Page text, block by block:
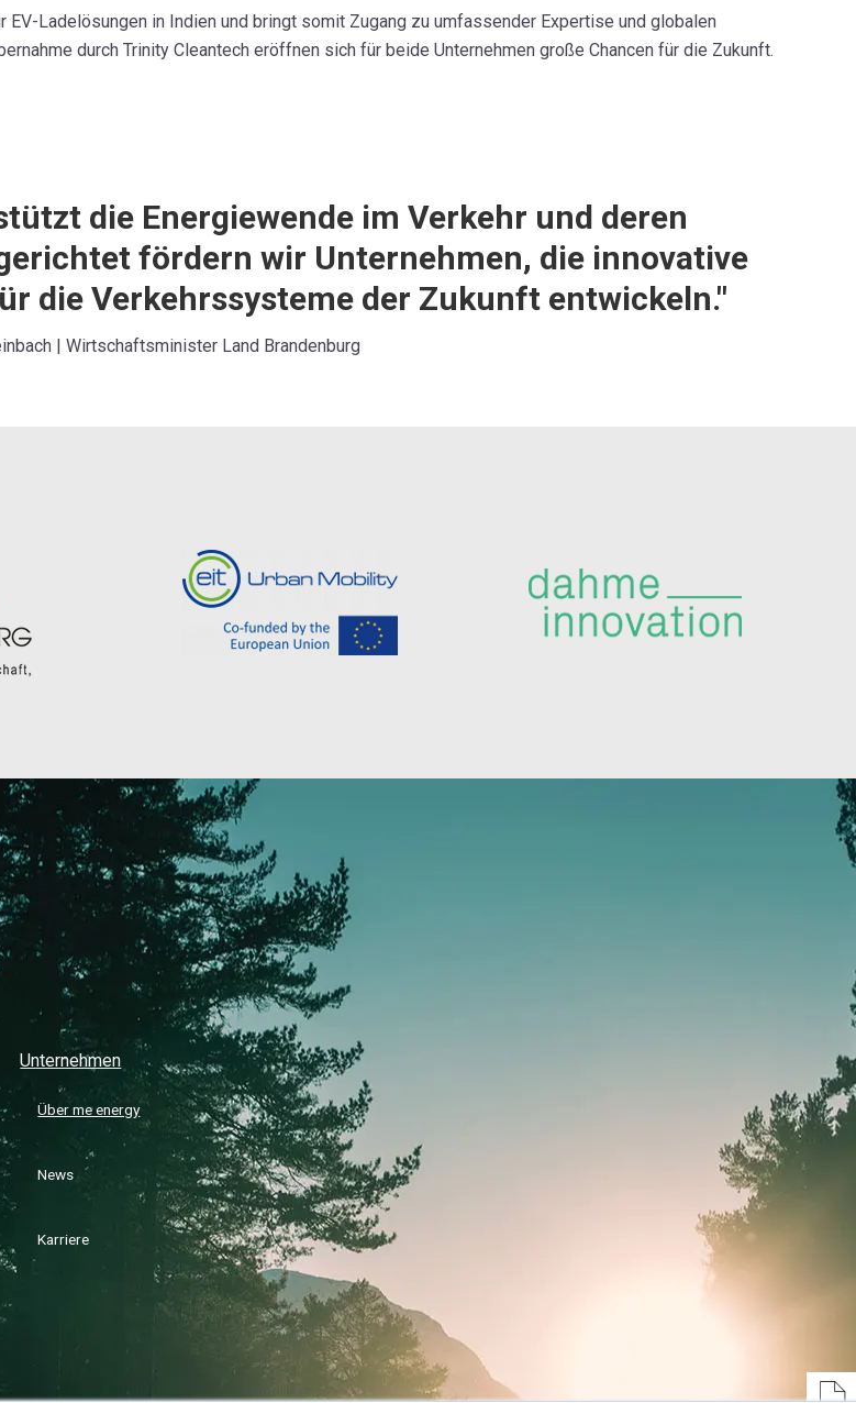
Ladelösungen in Indien und bringt somit Zugang zu umfassender Expertise und globalen
durch Trinity Cleantech eröffnen sich für beide Unternehmen große Chancen für die Zukunft.
die Energiewende im Verkehr und deren
fördern wir Unternehmen, die innovative
die Verkehrssysteme der Zukunft entwickeln."
| Wirtschaftsminister Land Brandenburg
Unternehmen
Über me energy
News
Karriere